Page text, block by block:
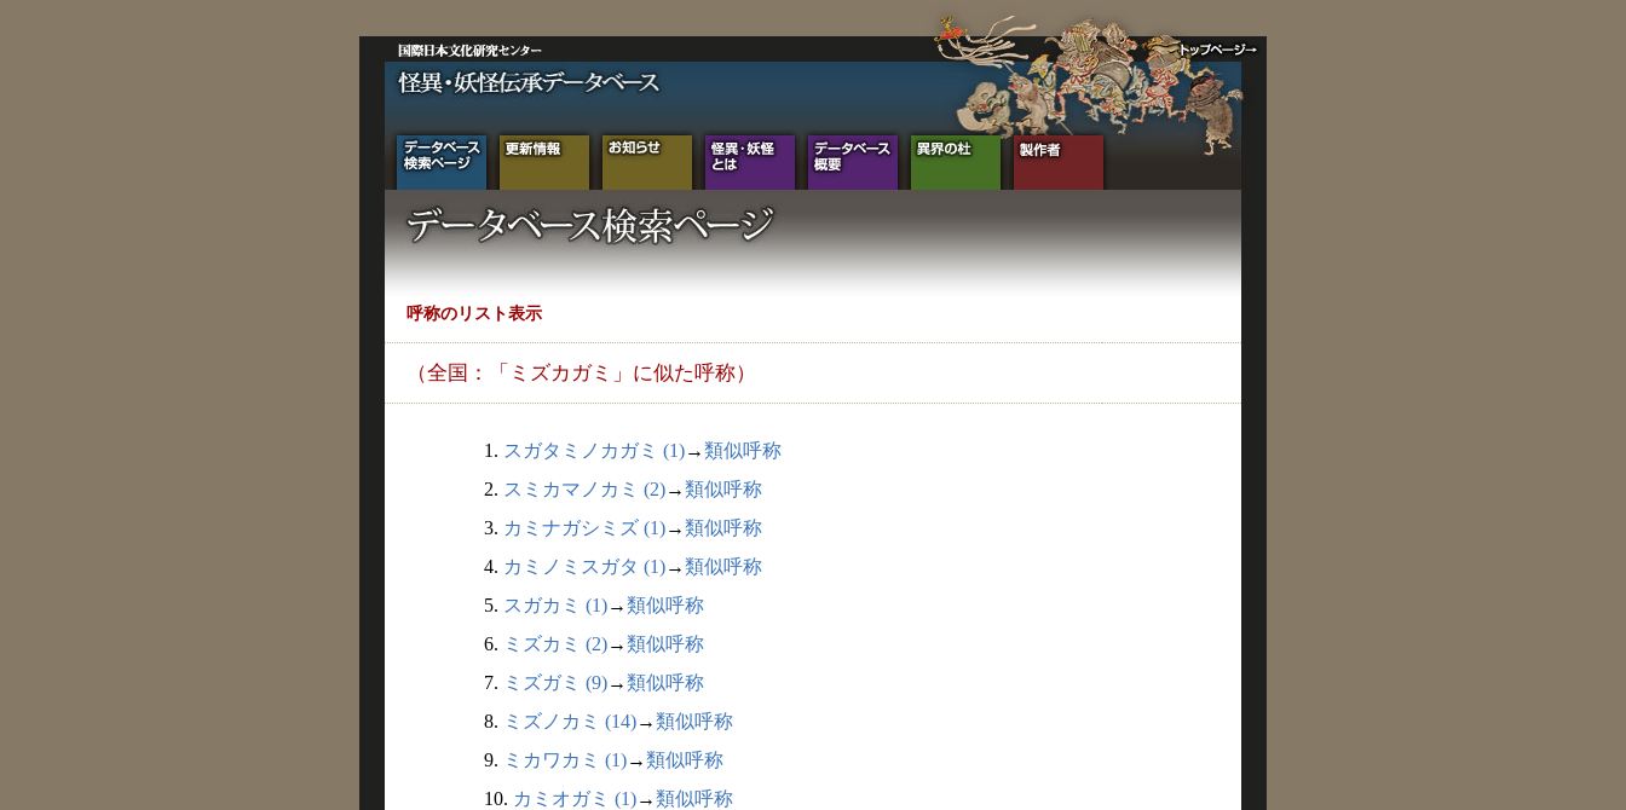
呼称のリスト表示
（全国：「ミズカガミ」に似た呼称）
1. スガタミノカガミ (1)→類似呼称
2. スミカマノカミ (2)→類似呼称
3. カミナガシミズ (1)→類似呼称
4. カミノミスガタ (1)→類似呼称
5. スガカミ (1)→類似呼称
6. ミズカミ (2)→類似呼称
7. ミズガミ (9)→類似呼称
8. ミズノカミ (14)→類似呼称
9. ミカワカミ (1)→類似呼称
10. カミオガミ (1)→類似呼称